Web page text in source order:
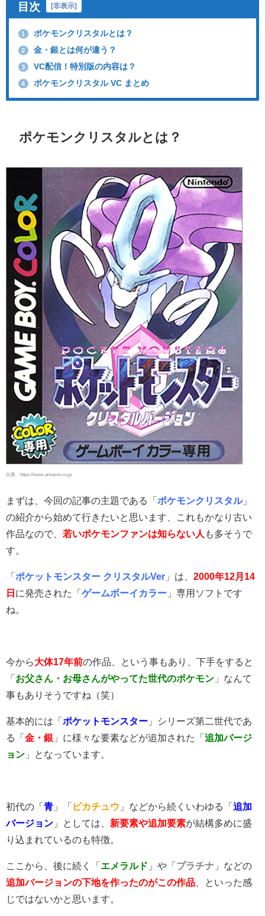
目次 [非表示]
1 ポケモンクリスタルとは？
2 金・銀とは何が違う？
3 VC配信！特別版の内容は？
4 ポケモンクリスタル VC まとめ
ポケモンクリスタルとは？
出典：https://www.amazon.co.jp
まずは、今回の記事の主題である「ポケモンクリスタル」
の紹介から始めて行きたいと思います、これもかなり古い
作品なので、 若いポケモンファンは知らない人 も多そうで
す。
「ポケットモンスター クリスタルVer 」は、 2000年12月14
日に発売された「ゲームボーイカラー 」専用ソフトです
ね。
今から大体17年前の作品、という事もあり、下手をすると
「お父さん・お母さんがやってた世代のポケモン 」なんて
事もありそうですね（笑）
基本的には「ポケットモンスター 」シリーズ第二世代であ
る「金・銀 」に様々な要素などが追加された「追加バージ
ョン 」となっています。
初代の「青 」「 ピカチュウ 」などから続くいわゆる「追加
バージョン 」としては、 新要素や追加要素が結構多めに盛
り込まれているのも特徴。
ここから、後に続く「エメラルド 」や「プラチナ 」などの
追加バージョンの下地を作ったのがこの作品 、といった感
じではないかと思います。